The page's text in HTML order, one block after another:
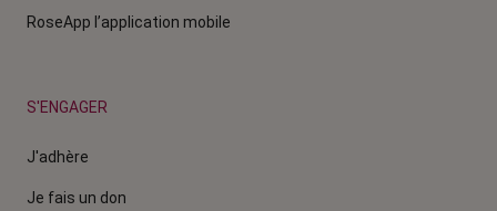
RoseApp l’application mobile
S'ENGAGER
J'adhère
Je fais un don